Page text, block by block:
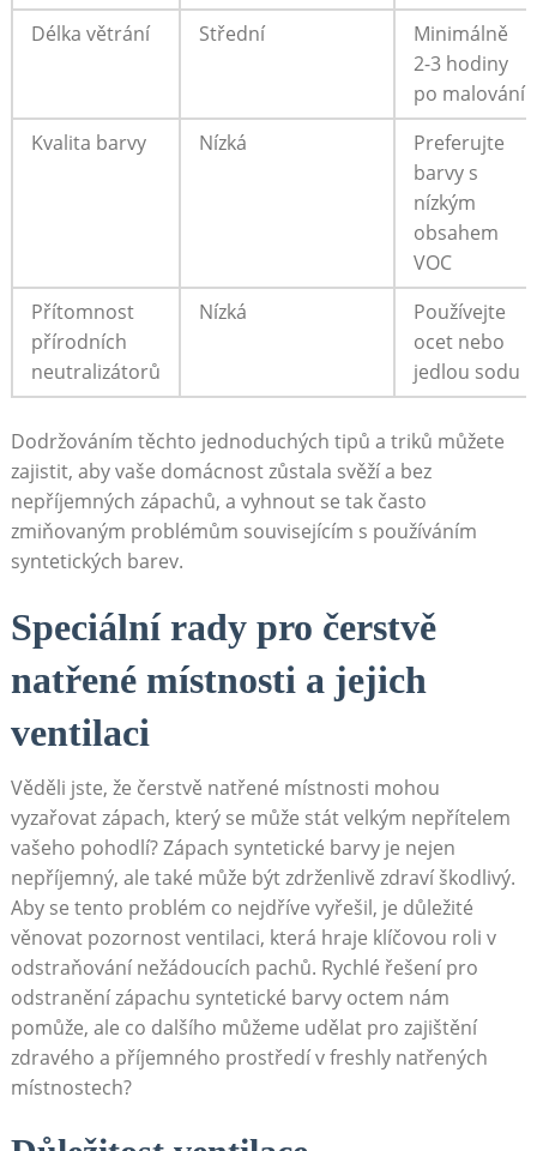
Délka ​větrání
Střední
Minimálně
2-3 ⁢hodiny
po malování
Kvalita barvy
Nízká
Preferujte
barvy s
nízkým
obsahem
VOC
Přítomnost
přírodních⁣
neutralizátorů
Nízká
Používejte
ocet nebo
jedlou sodu
Dodržováním těchto⁣ jednoduchých tipů​ a triků můžete
zajistit,⁤ aby ⁣vaše domácnost zůstala svěží a⁢ bez
‍nepříjemných​ zápachů, a vyhnout se tak často
zmiňovaným problémům ⁣souvisejícím s používáním
‌syntetických barev.
Speciální rady​ pro čerstvě
natřené ⁢místnosti a ‍jejich
ventilaci
Věděli jste, že⁢ čerstvě natřené místnosti⁤ mohou
vyzařovat⁣ zápach, který se může stát velkým nepřítelem
vašeho pohodlí? Zápach⁣ syntetické barvy ⁤je nejen
nepříjemný, ale také⁣ může být zdrženlivě zdraví⁤ škodlivý.
Aby se tento problém‌ co‍ nejdříve vyřešil, je důležité
věnovat⁣ pozornost ‌ventilaci, která‍ hraje klíčovou ⁤roli v
odstraňování nežádoucích pachů. Rychlé ⁤řešení pro
odstranění zápachu syntetické barvy octem nám
pomůže, ale co dalšího můžeme udělat pro zajištění‌
zdravého a příjemného prostředí v freshly‌ natřených
⁢místnostech?